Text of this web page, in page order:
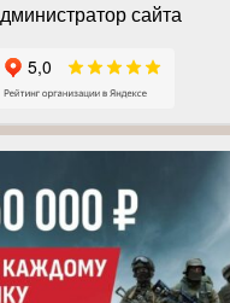
сайта